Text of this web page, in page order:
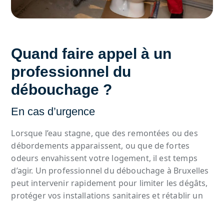
Quand faire appel à un
professionnel du
débouchage ?
En cas d’urgence
Lorsque l’eau stagne, que des remontées ou des
débordements apparaissent, ou que de fortes
odeurs envahissent votre logement, il est temps
d’agir. Un professionnel du débouchage à Bruxelles
peut intervenir rapidement pour limiter les dégâts,
protéger vos installations sanitaires et rétablir un